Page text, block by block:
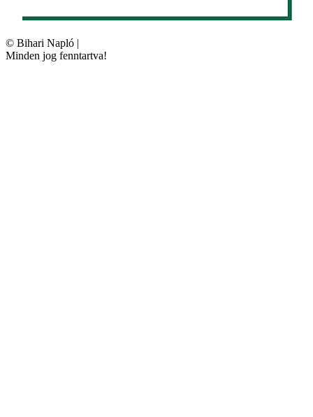
© Bihari Napló |
Minden jog fenntartva!